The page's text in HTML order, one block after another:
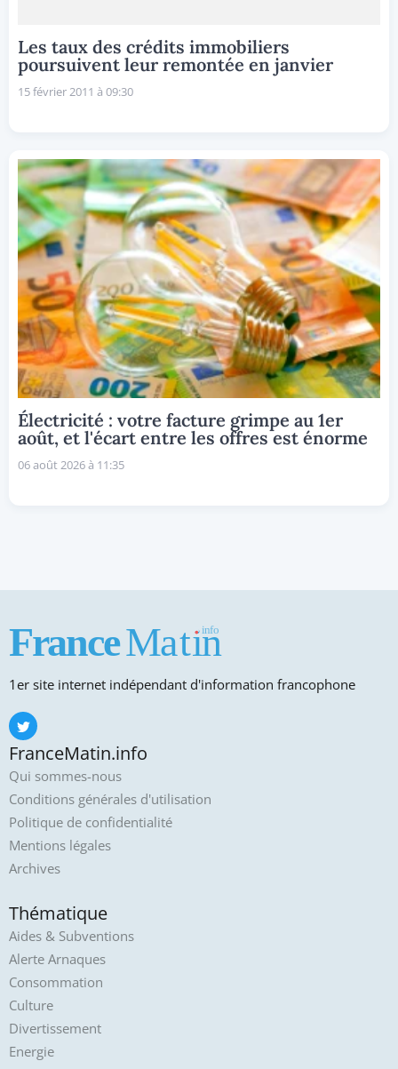
Les taux des crédits immobiliers
poursuivent leur remontée en janvier
15 février 2011 à 09:30
Électricité : votre facture grimpe au 1er
août, et l'écart entre les offres est énorme
06 août 2026 à 11:35
1er site internet indépendant d'information francophone
FranceMatin.info
Qui sommes-nous
Conditions générales d'utilisation
Politique de confidentialité
Mentions légales
Archives
Thématique
Aides & Subventions
Alerte Arnaques
Consommation
Culture
Divertissement
Energie